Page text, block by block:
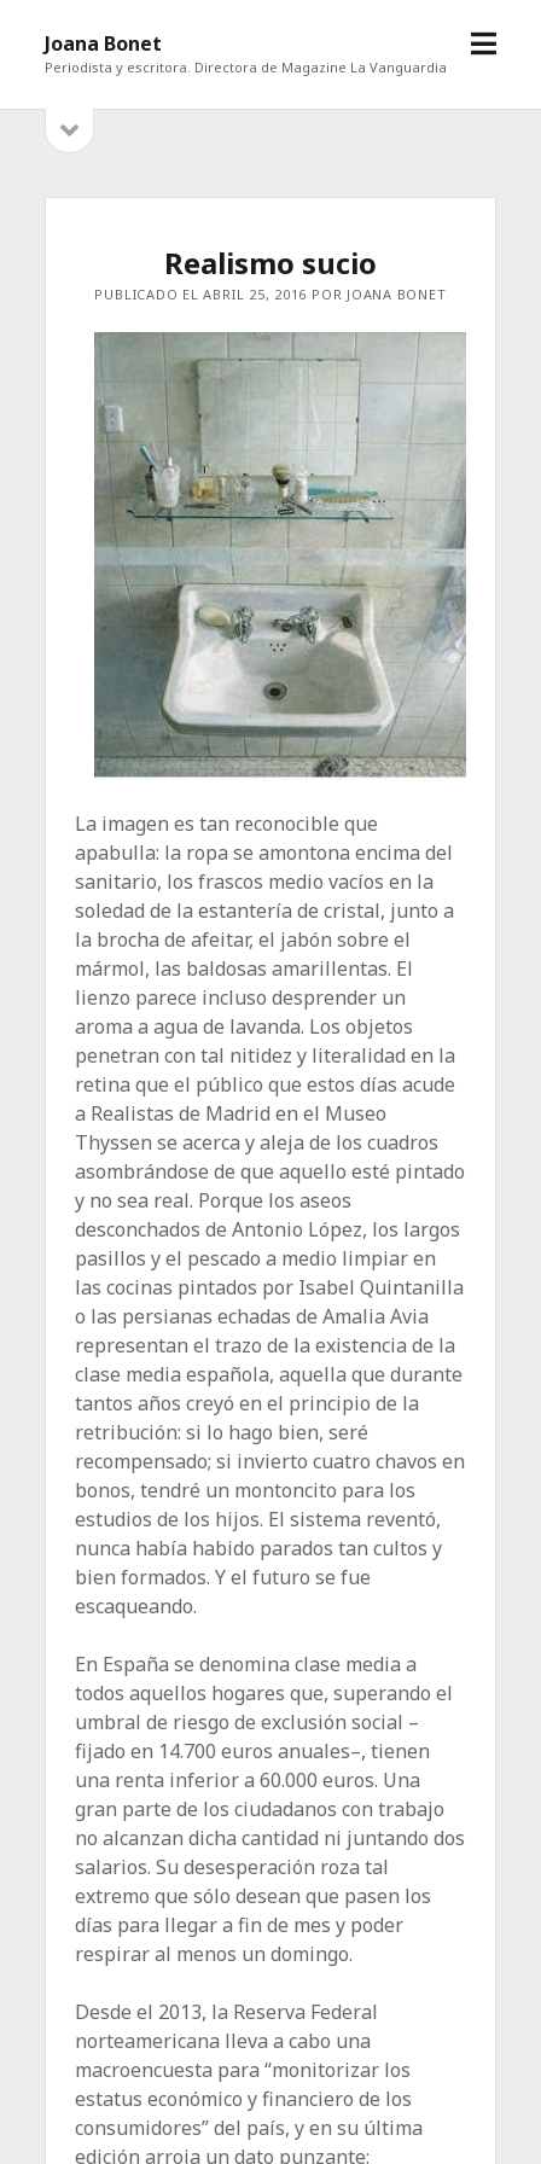
Joana Bonet
Periodista y escritora. Directora de Magazine La Vanguardia
abrir
Barrabarra
Realismo sucio
PUBLICADO EL ABRIL 25, 2016 POR JOANA BONET
La imagen es tan reconocible que
apabulla: la ropa se amontona encima del
sanitario, los frascos medio vacíos en la
soledad de la estantería de cristal, junto a
la brocha de afeitar, el jabón sobre el
mármol, las baldosas amarillentas. El
lienzo parece incluso desprender un
aroma a agua de lavanda. Los objetos
penetran con tal nitidez y literalidad en la
retina que el público que estos días acude
a Realistas de Madrid en el Museo
Thyssen se acerca y aleja de los cuadros
asombrándose de que aquello esté pintado
y no sea real. Porque los aseos
desconchados de Antonio López, los largos
pasillos y el pescado a medio limpiar en
las cocinas pintados por Isabel Quintanilla
o las persianas echadas de Amalia Avia
representan el trazo de la existencia de la
clase media española, aquella que durante
tantos años creyó en el principio de la
retribución: si lo hago bien, seré
recompensado; si invierto cuatro chavos en
bonos, tendré un montoncito para los
estudios de los hijos. El sistema reventó,
nunca había habido parados tan cultos y
bien formados. Y el futuro se fue
escaqueando.
En España se denomina clase media a
todos aquellos hogares que, superando el
umbral de riesgo de exclusión social –
fijado en 14.700 euros anuales–, tienen
una renta inferior a 60.000 euros. Una
gran parte de los ciudadanos con trabajo
no alcanzan dicha cantidad ni juntando dos
salarios. Su desesperación roza tal
extremo que sólo desean que pasen los
días para llegar a fin de mes y poder
respirar al menos un domingo.
Desde el 2013, la Reserva Federal
norteamericana lleva a cabo una
macroencuesta para “monitorizar los
estatus económico y financiero de los
consumidores” del país, y en su última
edición arroja un dato punzante: